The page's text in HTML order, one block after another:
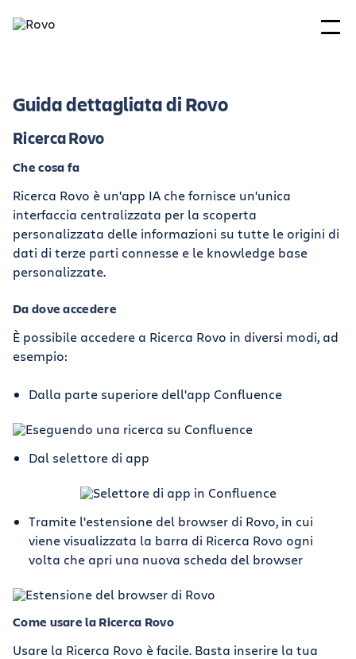
Guida dettagliata di Rovo
Ricerca Rovo
Che cosa fa
Ricerca Rovo è un'app IA che fornisce un'unica
interfaccia centralizzata per la scoperta
personalizzata delle informazioni su tutte le origini di
dati di terze parti connesse e le knowledge base
personalizzate.
Da dove accedere
È possibile accedere a Ricerca Rovo in diversi modi, ad
esempio:
Dalla parte superiore dell'app Confluence
Dal selettore di app
Tramite l'estensione del browser di Rovo, in cui
viene visualizzata la barra di Ricerca Rovo ogni
volta che apri una nuova scheda del browser
Come usare la Ricerca Rovo
Usare la Ricerca Rovo è facile. Basta inserire la tua